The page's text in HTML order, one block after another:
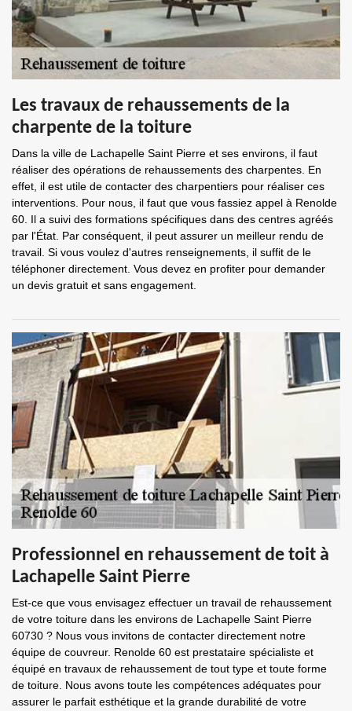
Les travaux de rehaussements de la
charpente de la toiture
Dans la ville de Lachapelle Saint Pierre et ses environs, il faut
réaliser des opérations de rehaussements des charpentes. En
effet, il est utile de contacter des charpentiers pour réaliser ces
interventions. Pour nous, il faut que vous fassiez appel à Renolde
60. Il a suivi des formations spécifiques dans des centres agréés
par l'État. Par conséquent, il peut assurer un meilleur rendu de
travail. Si vous voulez d'autres renseignements, il suffit de le
téléphoner directement. Vous devez en profiter pour demander
un devis gratuit et sans engagement.
Professionnel en rehaussement de toit à
Lachapelle Saint Pierre
Est-ce que vous envisagez effectuer un travail de rehaussement
de votre toiture dans les environs de Lachapelle Saint Pierre
60730 ? Nous vous invitons de contacter directement notre
équipe de couvreur. Renolde 60 est prestataire spécialiste et
équipé en travaux de rehaussement de tout type et toute forme
de toiture. Nous avons toute les compétences adéquates pour
assurer le parfait esthétique et la grande durabilité de votre